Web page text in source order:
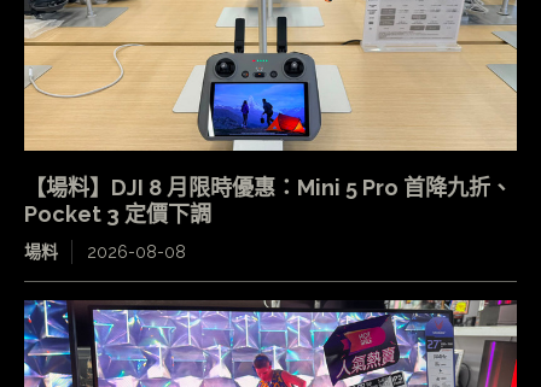
【場料】DJI 8 月限時優惠：Mini 5 Pro 首降九折、
Pocket 3 定價下調
場料 2026-08-08